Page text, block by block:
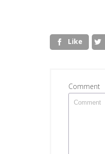
 Like 
Comment